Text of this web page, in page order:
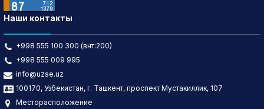
Наши контакты
+998 555 100 300 (внт:200)
+998 555 009 995
info@uzse.uz
100170, Узбекистан, г. Ташкент, проспект Мустакиллик, 107
Месторасположение